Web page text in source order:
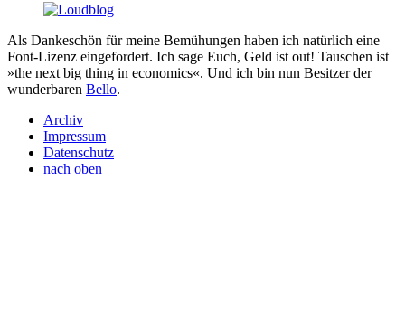
Als Dankeschön für meine Bemühungen haben ich natürlich eine
Font-Lizenz eingefordert. Ich sage Euch, Geld ist out! Tauschen ist
»the next big thing in economics«. Und ich bin nun Besitzer der
wunderbaren Bello.
Archiv
Impressum
Datenschutz
nach oben